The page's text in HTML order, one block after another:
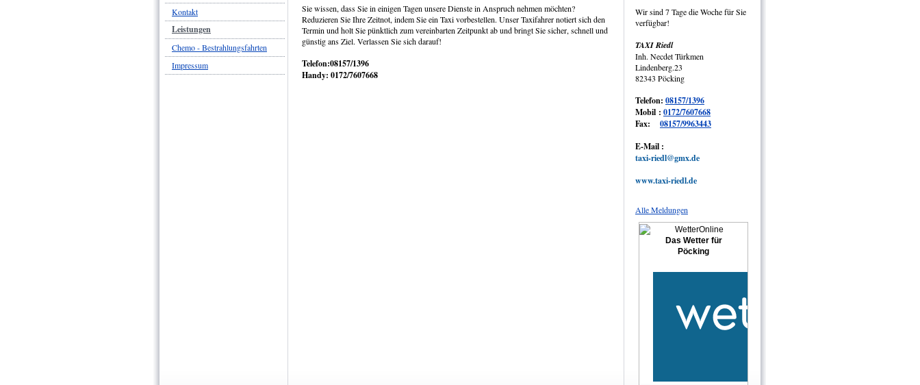
Kontakt
Leistungen
Chemo - Bestrahlungsfahrten
Impressum
Sie wissen, dass Sie in einigen Tagen unsere Dienste in Anspruch nehmen möchten?
Reduzieren Sie Ihre Zeitnot, indem Sie ein Taxi vorbestellen. Unser Taxifahrer notiert sich den
Termin und holt Sie pünktlich zum vereinbarten Zeitpunkt ab und bringt Sie sicher, schnell und
günstig ans Ziel. Verlassen Sie sich darauf!
Telefon:08157/1396
Handy: 0172/7607668
Wir sind 7 Tage die Woche für Sie
verfügbar!
TAXI Riedl
Inh. Necdet Türkmen
Lindenberg.23
82343 Pöcking
Telefon: 08157/1396
Mobil : 0172/7607668
Fax: 08157/9963443
E-Mail :
taxi-riedl@gmx.de
www.taxi-riedl.de
Alle Meldungen
Das Wetter für
Pöcking